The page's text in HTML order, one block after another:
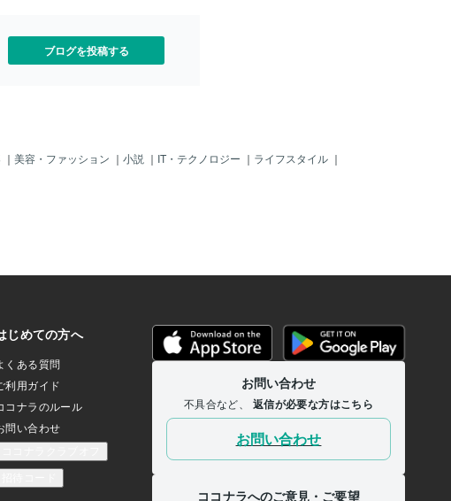
も何回も繰り返すことで自分の食べら
量を認識していけるようになりま
れた大人がいたからです。本当だった
っと実家などを頼って夫婦で出掛け
。今日はちょっと愚痴っぽいブログ
なってしまいました(^^)でもこんなに
ブログを投稿する
｜ 美容・ファッション ｜ 小説 ｜ IT・テクノロジー ｜ ライフスタイル ｜